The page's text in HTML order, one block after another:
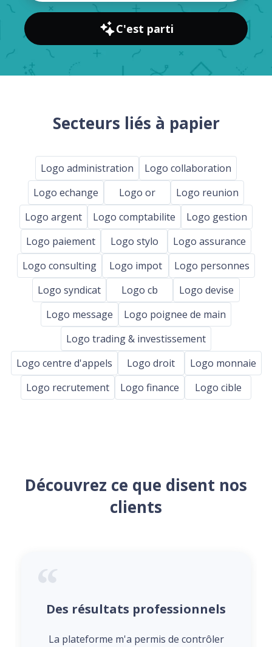
C'est parti
Secteurs liés à papier
Logo administration
Logo collaboration
Logo echange
Logo or
Logo reunion
Logo argent
Logo comptabilite
Logo gestion
Logo paiement
Logo stylo
Logo assurance
Logo consulting
Logo impot
Logo personnes
Logo syndicat
Logo cb
Logo devise
Logo message
Logo poignee de main
Logo trading & investissement
Logo centre d'appels
Logo droit
Logo monnaie
Logo recrutement
Logo finance Logo cible
Découvrez ce que disent nos
clients
Des résultats professionnels
La plateforme m'a permis de contrôler